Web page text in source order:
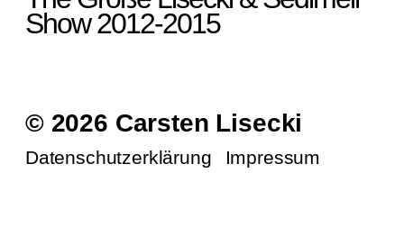
Show 2012-2015
© 2026 Carsten Lisecki
Datenschutzerklärung Impressum